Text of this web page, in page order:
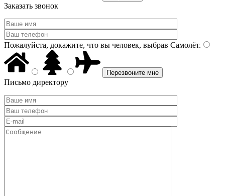
Заказать звонок
Пожалуйста, докажите, что вы человек, выбрав Самолёт.
Письмо директору